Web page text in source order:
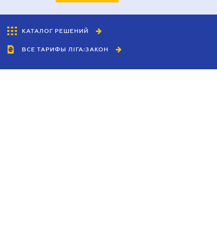
КАТАЛОГ РЕШЕНИЙ
ВСЕ ТАРИФЫ ЛІГА:ЗАКОН